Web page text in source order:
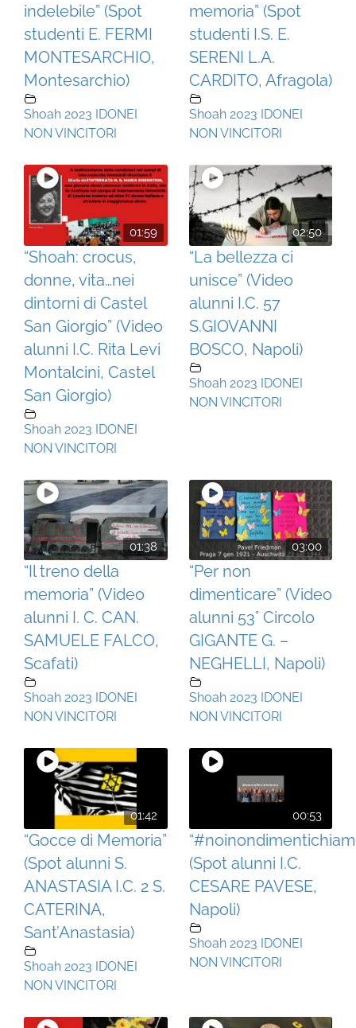
indelebile” (Spot
studenti E. FERMI
MONTESARCHIO,
Montesarchio)
Shoah 2023 IDONEI
NON VINCITORI
memoria” (Spot
studenti I.S. E.
SERENI L.A.
CARDITO, Afragola)
Shoah 2023 IDONEI
NON VINCITORI
01:59
“Shoah: crocus,
donne, vita…nei
dintorni di Castel
San Giorgio” (Video
alunni I.C. Rita Levi
Montalcini, Castel
San Giorgio)
Shoah 2023 IDONEI
NON VINCITORI
02:50
“La bellezza ci
unisce” (Video
alunni I.C. 57
S.GIOVANNI
BOSCO, Napoli)
Shoah 2023 IDONEI
NON VINCITORI
01:38
“Il treno della
memoria” (Video
alunni I. C. CAN.
SAMUELE FALCO,
Scafati)
Shoah 2023 IDONEI
NON VINCITORI
03:00
“Per non
dimenticare” (Video
alunni 53° Circolo
GIGANTE G. –
NEGHELLI, Napoli)
Shoah 2023 IDONEI
NON VINCITORI
01:42
“Gocce di Memoria”
(Spot alunni S.
ANASTASIA I.C. 2 S.
CATERINA,
Sant’Anastasia)
Shoah 2023 IDONEI
NON VINCITORI
00:53
(Spot alunni I.C.
CESARE PAVESE,
Napoli)
Shoah 2023 IDONEI
NON VINCITORI